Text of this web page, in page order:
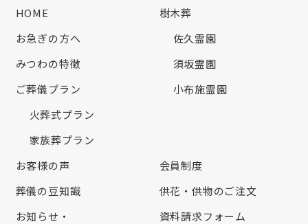
HOME
お急ぎの方へ
みつわの特徴
ご葬儀プラン
火葬式プラン
家族葬プラン
樹木葬
佐久霊園
須坂霊園
小布施霊園
お客様の声
葬儀の豆知識
お知らせ・
会員制度
供花・供物のご注文
資料請求フォーム